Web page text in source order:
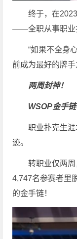
终于，在
——全职从事职业
“如果不全身
前成为最好的牌手
两周封神！
WSOP金手
职业扑克生
迹。
转职业仅两
4,747名参赛者里
的金手链！